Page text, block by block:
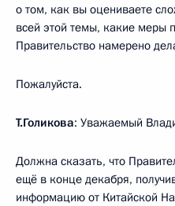
о том, как вы оцениваете
всей этой темы, какие меры
Правительство намерено
Пожалуйста.
Т.Голикова: Уважаемый
Должна сказать, что
ещё в конце декабря,
информацию от Китайской